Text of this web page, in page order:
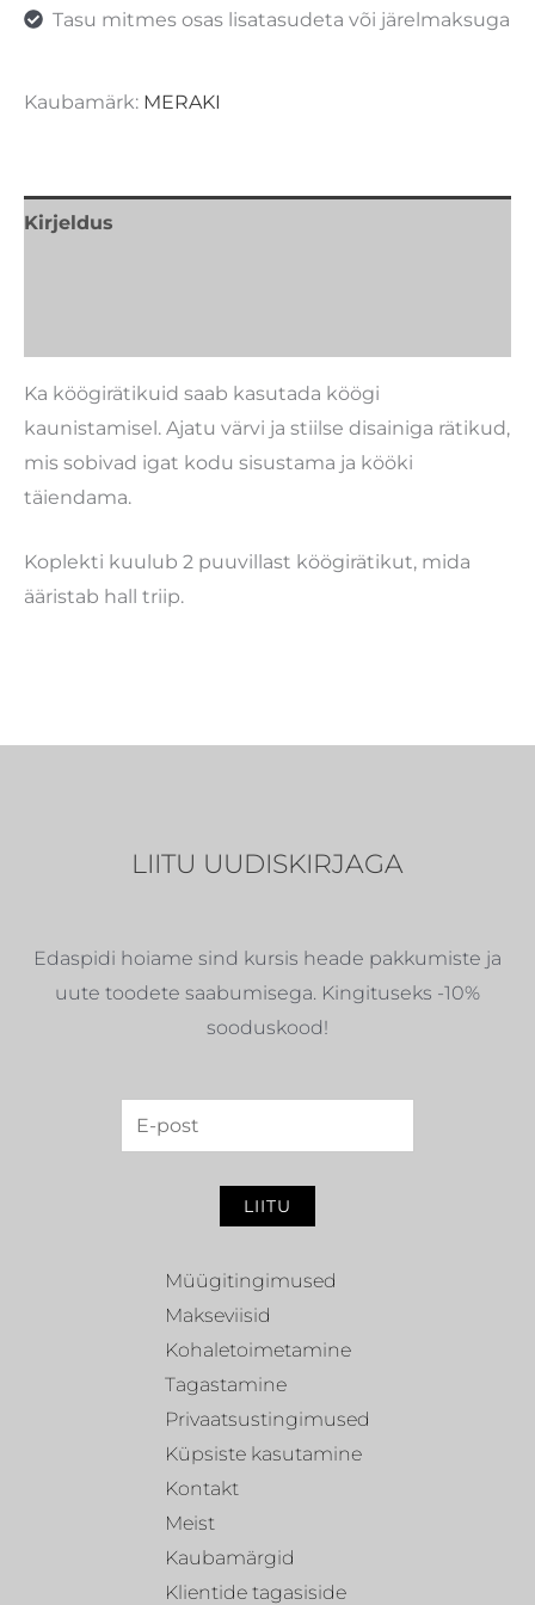
Tasu mitmes osas lisatasudeta või järelmaksuga
Kaubamärk: MERAKI
Kirjeldus
Ka köögirätikuid saab kasutada köögi
kaunistamisel. Ajatu värvi ja stiilse disainiga rätikud,
mis sobivad igat kodu sisustama ja kööki
täiendama.
Koplekti kuulub 2 puuvillast köögirätikut, mida
ääristab hall triip.
LIITU UUDISKIRJAGA
Edaspidi hoiame sind kursis heade pakkumiste ja
uute toodete saabumisega. Kingituseks -10%
sooduskood!
LIITU
Müügitingimused
Makseviisid
Kohaletoimetamine
Tagastamine
Privaatsustingimused
Küpsiste kasutamine
Kontakt
Meist
Kaubamärgid
Klientide tagasiside